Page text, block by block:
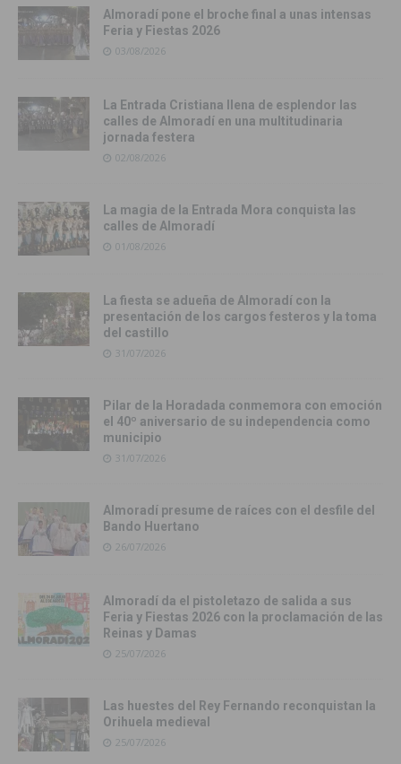
Almoradí pone el broche final a unas intensas
Feria y Fiestas 2026
03/08/2026
La Entrada Cristiana llena de esplendor las
calles de Almoradí en una multitudinaria
jornada festera
02/08/2026
La magia de la Entrada Mora conquista las
calles de Almoradí
01/08/2026
La fiesta se adueña de Almoradí con la
presentación de los cargos festeros y la toma
del castillo
31/07/2026
Pilar de la Horadada conmemora con emoción
el 40º aniversario de su independencia como
municipio
31/07/2026
Almoradí presume de raíces con el desfile del
Bando Huertano
26/07/2026
Almoradí da el pistoletazo de salida a sus
Feria y Fiestas 2026 con la proclamación de las
Reinas y Damas
25/07/2026
Las huestes del Rey Fernando reconquistan la
Orihuela medieval
25/07/2026